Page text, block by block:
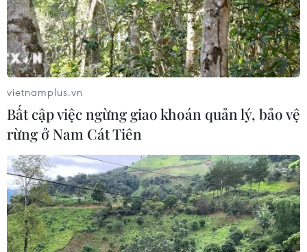
vietnamplus.vn
Bất cập việc ngừng giao khoán quản lý, bảo vệ
rừng ở Nam Cát Tiên